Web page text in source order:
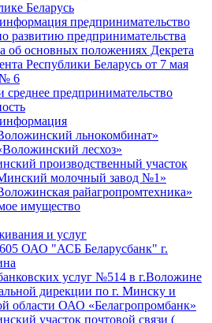
Беларусь
предпринимательство
развитию предпринимательства
об основных положениях Декрета
Республики Беларусь от 7 мая
№ 6
среднее предпринимательство
льнокомбинат»
лесхоз»
производственный участок
молочный завод №1»
райагропромтехника»
имущество
и услуг
ОАО "АСБ Беларусбанк" г.
услуг №514 в г.Воложине
дирекции по г. Минску и
области ОАО «Белагропромбанк»
участок почтовой связи (